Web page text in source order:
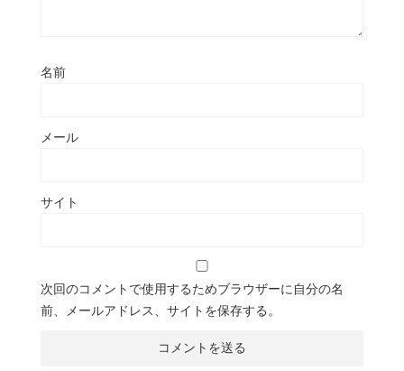
名前
メール
サイト
次回のコメントで使用するためブラウザーに自分の名
前、メールアドレス、サイトを保存する。